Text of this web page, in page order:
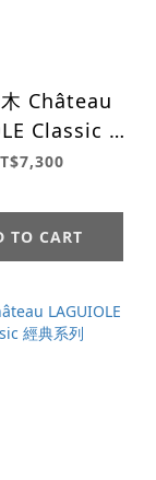
Château
Classic 經
系列
TO CART